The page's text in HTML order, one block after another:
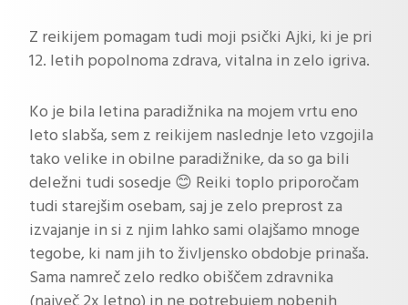
Z reikijem pomagam tudi moji psički Ajki, ki je pri
12. letih popolnoma zdrava, vitalna in zelo igriva.
Ko je bila letina paradižnika na mojem vrtu eno
leto slabša, sem z reikijem naslednje leto vzgojila
tako velike in obilne paradižnike, da so ga bili
deležni tudi sosedje 😊 Reiki toplo priporočam
tudi starejšim osebam, saj je zelo preprost za
izvajanje in si z njim lahko sami olajšamo mnoge
tegobe, ki nam jih to življensko obdobje prinaša.
Sama namreč zelo redko obiščem zdravnika